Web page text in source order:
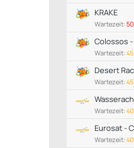
KRAKE
Wartezeit:
Colossos
Wartezeit:
Desert
Wartezeit:
Wartezeit:
Eurosat -
Wartezeit: